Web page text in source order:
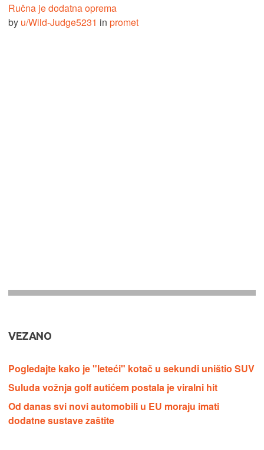
Ručna je dodatna oprema
by u/Wild-Judge5231 in promet
VEZANO
Pogledajte kako je "leteći" kotač u sekundi uništio SUV
Suluda vožnja golf autićem postala je viralni hit
Od danas svi novi automobili u EU moraju imati
dodatne sustave zaštite